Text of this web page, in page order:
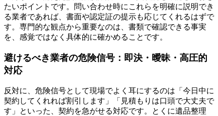
たいポイントです。問い合わせ時にこれらを明確に説明でき
る業者であれば、書面や認定証の提示も応じてくれるはずで
す。専門的な観点から重要なのは、書類で確認できる事実
を、感覚ではなく具体的に確かめることです。
避けるべき業者の危険信号：即決・曖昧・高圧的
対応
反対に、危険信号として現場でよく耳にするのは「今日中に
契約してくれれば割引します」「見積もりは口頭で大丈夫で
す」といった、契約を急がせる対応です。とくに遺品整理